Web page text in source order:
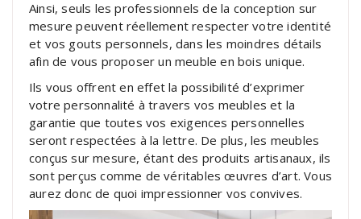
Ainsi, seuls les professionnels de la conception sur
mesure peuvent réellement respecter votre identité
et vos gouts personnels, dans les moindres détails
afin de vous proposer un meuble en bois unique.
Ils vous offrent en effet la possibilité d’exprimer
votre personnalité à travers vos meubles et la
garantie que toutes vos exigences personnelles
seront respectées à la lettre. De plus, les meubles
conçus sur mesure, étant des produits artisanaux, ils
sont perçus comme de véritables œuvres d’art. Vous
aurez donc de quoi impressionner vos convives.